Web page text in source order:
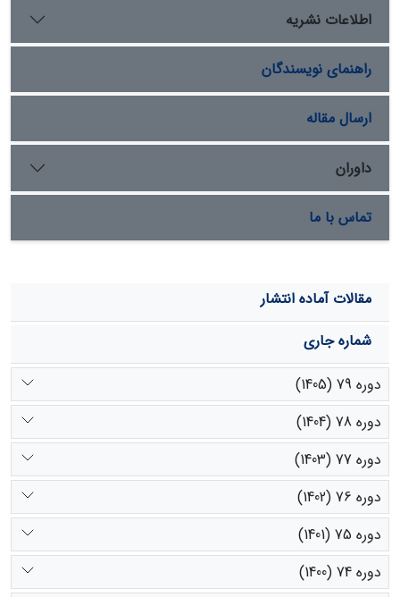
منطقهْ تولید علوفه معادل وزنی جو در هر هکتار 5
276
کیلوگرم اندازه‌گیری شد. میانگین ارزش سالانة آن، با سه
سناریوی قیمتی، 6
64 میلیارد ریال برآورد گردید. این مبلغ
معادل با 718900 ریال در هر هکتار اراضی مرتعی نوررود است.
مبالغ برآوردشدة ارزش علوفة تولیدی فقط 25 درصد کل ارزش
اکوسیستم مرتعی است که بدون هیچ‌گونه سرمایه‌گذاری و به‌
صورت موهبتی طبیعی بهره‌برداری می‌‌شود.
اطلاعات نشریه
راهنمای نویسندگان
ارسال مقاله
داوران
تماس با ما
مقالات آماده انتشار
شماره جاری
دوره 79 (1405)
دوره 78 (1404)
دوره 77 (1403)
دوره 76 (1402)
دوره 75 (1401)
دوره 74 (1400)